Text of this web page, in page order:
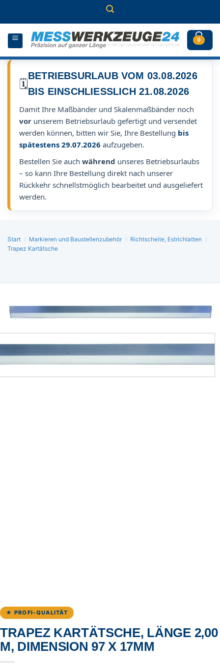
0
🗓️
BETRIEBSURLAUB VOM 03.08.2026
BIS EINSCHLIESSLICH 21.08.2026
Damit Ihre Maßbänder und Skalenmaßbänder noch
vor unserem Betriebsurlaub gefertigt und versendet
werden können, bitten wir Sie, Ihre Bestellung bis
spätestens 29.07.2026 aufzugeben.
Bestellen Sie auch während unseres Betriebsurlaubs
– so kann Ihre Bestellung direkt nach unserer
Rückkehr schnellstmöglich bearbeitet und ausgeliefert
werden.
Start / Markieren und Baustellenzubehör / Richtscheite, Estrichlatten /
Trapez Kartätsche
★ PROFI-QUALITÄT
TRAPEZ KARTÄTSCHE, LÄNGE 2,00
M, DIMENSION 97 X 17MM